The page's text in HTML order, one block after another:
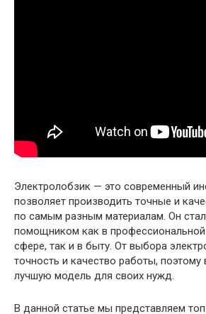
Электролобзик — это современный
позволяет производить точные и
по самым разным материалам. Он
помощником как в профессиональной
сфере, так и в быту. От выбора
точность и качество работы,
лучшую модель для своих нужд.
В данной статье мы представляем